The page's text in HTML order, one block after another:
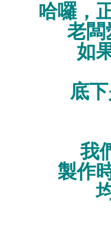
哈囉，
老闆
如
底
我
製作